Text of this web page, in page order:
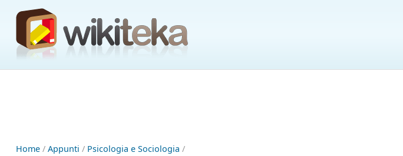
Home / Appunti / Psicologia e Sociologia /